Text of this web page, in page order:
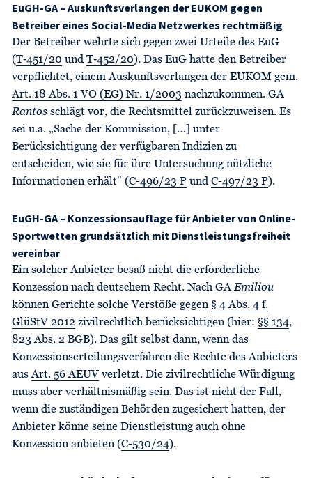
EuGH-GA – Auskunftsverlangen der EUKOM gegen
Betreiber eines Social-Media Netzwerkes rechtmäßig
Der Betreiber wehrte sich gegen zwei Urteile des EuG
(T‑451/20 und T‑452/20). Das EuG hatte den Betreiber
verpflichtet, einem Auskunftsverlangen der EUKOM gem.
Art. 18 Abs. 1 VO (EG) Nr. 1/2003 nachzukommen. GA
Rantos schlägt vor, die Rechtsmittel zurückzuweisen. Es
sei u.a. „Sache der Kommission, […] unter
Berücksichtigung der verfügbaren Indizien zu
entscheiden, wie sie für ihre Untersuchung nützliche
Informationen erhält" (C-496/23 P und C-497/23 P).
EuGH-GA – Konzessionsauflage für Anbieter von Online-
Sportwetten grundsätzlich mit Dienstleistungsfreiheit
vereinbar
Ein solcher Anbieter besaß nicht die erforderliche
Konzession nach deutschem Recht. Nach GAEmiliou
können Gerichte solche Verstöße gegen § 4 Abs. 4 f.
GlüStV 2012 zivilrechtlich berücksichtigen (hier: §§ 134,
823 Abs. 2 BGB). Das gilt selbst dann, wenn das
Konzessionserteilungsverfahren die Rechte des Anbieters
ausArt. 56 AEUV verletzt. Die zivilrechtliche Würdigung
muss aber verhältnismäßig sein. Das ist nicht der Fall,
wenn die zuständigen Behörden zugesichert hatten, der
Anbieter könne seine Dienstleistung auch ohne
Konzession anbieten (C-530/24).